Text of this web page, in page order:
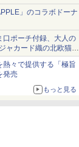
」のコラボドーナ
口ポーチ付録、大人の
ャカード織の北欧猫デ
々で提供する「極旨
発売
もっと見る